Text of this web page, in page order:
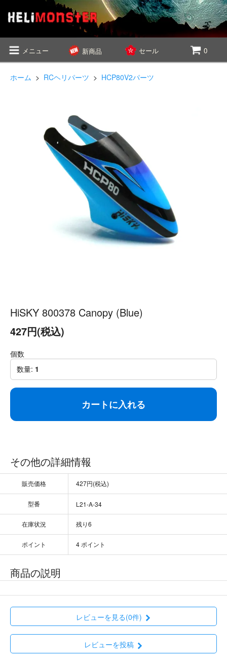
メニュー 新商品 セール 0
ホーム > RCヘリパーツ > HCP80V2パーツ
HiSKY 800378 Canopy (Blue)
427円(税込)
個数
数量: 1
カートに入れる
その他の詳細情報
販売価格 427円(税込)
型番 L21-A-34
在庫状況 残り6
ポイント 4 ポイント
商品の説明
レビューを見る(0件)
レビューを投稿